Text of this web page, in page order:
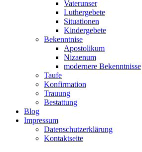
Vaterunser
Luthergebete
Situationen
Kindergebete
Bekenntnise
Apostolikum
Nizaenum
modernere Bekenntnisse
Taufe
Konfirmation
Trauung
Bestattung
Blog
Impressum
Datenschutzerklärung
Kontaktseite